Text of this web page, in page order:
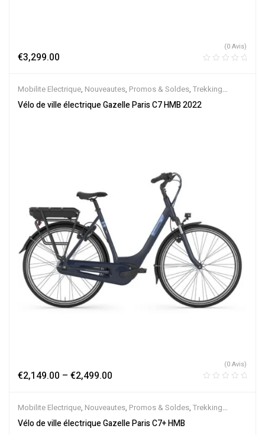
€3,299.00
(0 Avis)
Mobilite Electrique, Nouveautes, Promos & Soldes, Trekking
électrique,Vélo électrique ville,Velos Electriques,VTC Electrique
Vélo de ville électrique Gazelle Paris C7 HMB 2022
€2,149.00 – €2,499.00
(0 Avis)
Mobilite Electrique, Nouveautes, Promos & Soldes, Trekking
électrique,Vélo électrique ville,Velos Electriques,
Vélo de ville électrique Gazelle Paris C7+ HMB